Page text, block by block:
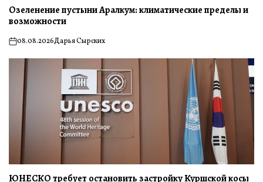
Озеленение пустыни Аралкум: климатические пределы и
возможности
on08.08.2026Дарья Сырских
ЮНЕСКО требует остановить застройку Куршской косы